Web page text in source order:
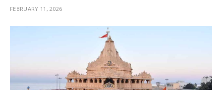
FEBRUARY 11, 2026